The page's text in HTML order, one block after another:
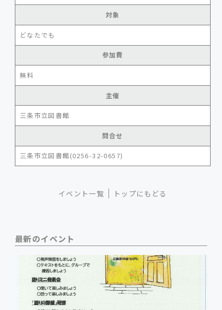
対象
どなたでも
参加費
無料
主催
三条市立図書館
問合せ
三条市立図書館(0256-32-0657)
イベント一覧 トップにもどる
最新のイベント